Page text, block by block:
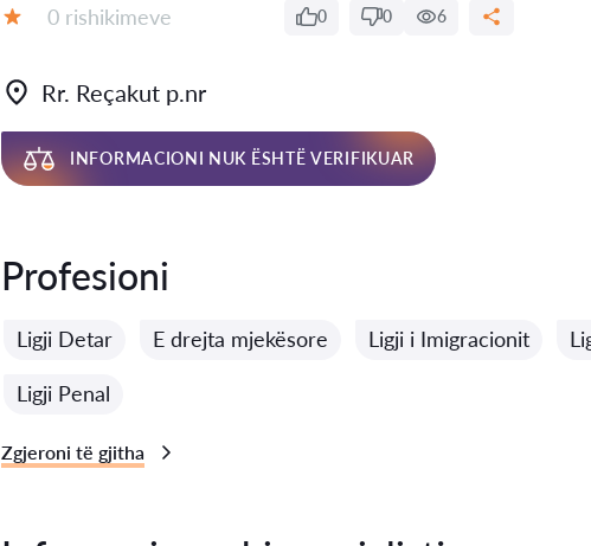
Rishikime:
0 rishikimeve 0 0 6
Rr. Reçakut p.nr
INFORMACIONI NUK ËSHTË VERIFIKUAR
Profesioni
Ligji Detar E drejta mjekësore Ligji i Imigracionit
Ligji Penal
Zgjeroni të gjitha